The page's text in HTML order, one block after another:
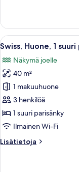
1
suuri
parisänky,
(2
Balconies)
Avaa
kaikki
huonetyypin
Swiss,
Huone,
1
suuri
parisänky,
näköala
5
Swiss, Huone, 1
Näkymä joelle
40 m²
1 makuuhuone
3 henkilöä
1 suuri parisänky
Ilmainen Wi-Fi
Lisätietoja
Lisätietoja